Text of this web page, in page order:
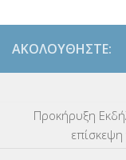
ΑΚΟΛΟΥΘΉΣΤΕ:
Προκήρυξη